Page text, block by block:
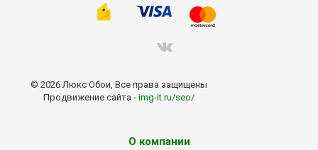
© 2026 Люкс Обои, Все права защищены
Продвижение сайта - img-it.ru/seo/
О компании